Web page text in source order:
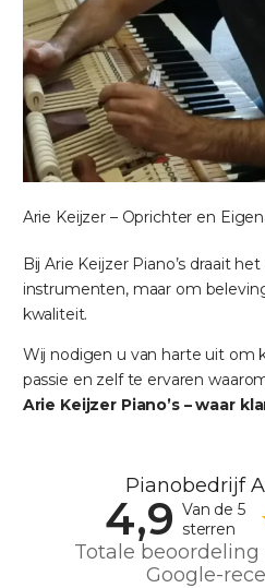
Arie Keijzer – Oprichter en
Bij Arie Keijzer Piano’s draait
instrumenten, maar om
kwaliteit.
Wij nodigen u van harte uit om
passie en zelf te ervaren
Arie Keijzer Piano’s – waar
Pianobedrijf
4,9 Van de 5
sterren
Totale beoordeling
Google-